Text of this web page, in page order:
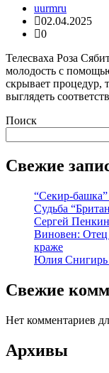
uurmru
02.04.2025
0
Телесваха Роза
молодость с
скрывает процедур,
выглядеть
Поиск
Свежие
“Секир-
Судьба
Сергей
Виновен:
краже
Юлия Снигирь
Свежие
Нет комментариев
Архивы